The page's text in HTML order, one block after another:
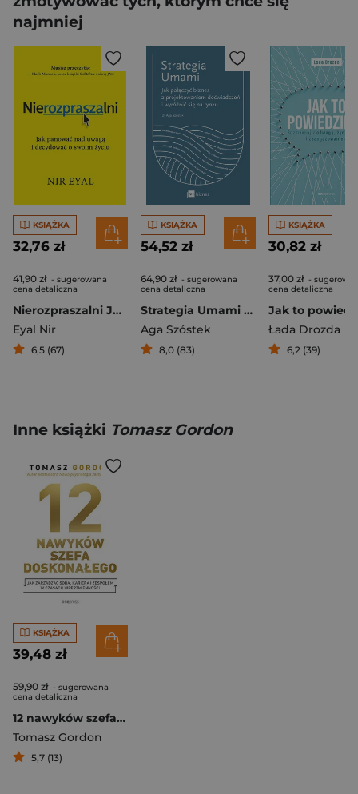
najmniej
KSIĄŻKA
32,76 zł
41,90 zł - sugerowana
cena detaliczna
Nierozpraszalni Jak panować nad uwagą i decydować o swoim życiu
Eyal Nir
6,5 (67)
KSIĄŻKA
54,52 zł
64,90 zł - sugerowana
cena detaliczna
Strategia Umami Jak połączyć biznes z projektowaniem doświadczeń i wyróżnić się na rynku
Aga Szóstek
8,0 (83)
KSIĄŻKA
30,82 zł
37,00 zł -
cena detaliczna
Łada Drozda
6,2 (39)
Inne książki Tomasz Gordon
KSIĄŻKA
39,48 zł
59,90 zł - sugerowana
cena detaliczna
12 nawyków szefa doskonałego. Jak zarządzać sobą, karierą i zespołem w czasach hiperzmienności
Tomasz Gordon
5,7 (13)